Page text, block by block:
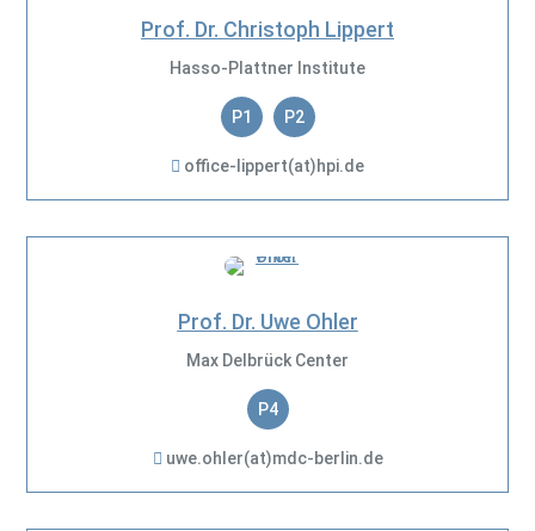
Prof. Dr. Christoph Lippert
Hasso-Plattner Institute
P1 P2
office-lippert(at)hpi.de
Prof. Dr. Uwe Ohler
Max Delbrück Center
P4
uwe.ohler(at)mdc-berlin.de